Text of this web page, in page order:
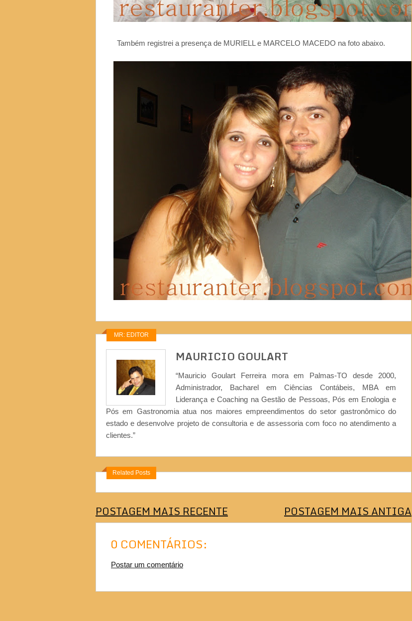
Também registrei a presença de MURIELL e MARCELO MACEDO na foto abaixo.
MR: EDITOR
MAURICIO GOULART
“Mauricio Goulart Ferreira mora em Palmas-TO desde 2000,
Administrador, Bacharel em Ciências Contábeis, MBA em
Liderança e Coaching na Gestão de Pessoas, Pós em Enologia e
Pós em Gastronomia atua nos maiores empreendimentos do setor gastronômico do
estado e desenvolve projeto de consultoria e de assessoria com foco no atendimento a
clientes.”
Related Posts
POSTAGEM MAIS RECENTE POSTAGEM MAIS ANTIGA
0 COMENTÁRIOS:
Postar um comentário